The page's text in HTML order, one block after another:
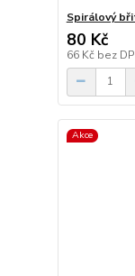
Spirálový
80 Kč
66 Kč bez
Akce